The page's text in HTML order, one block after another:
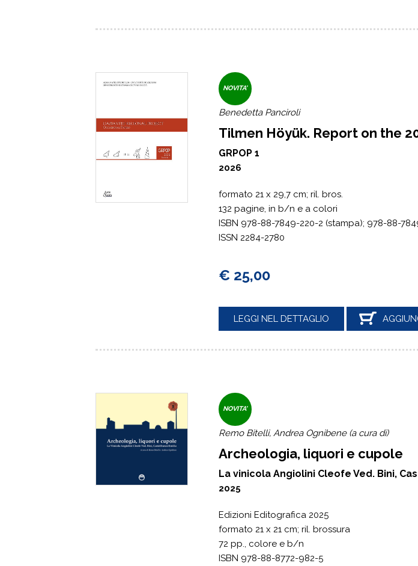
NOVITA'
Benedetta Panciroli
Tilmen Höyük. Report on the
GRPOP 1
2026
formato 21 x 29,7 cm; ril. bros.
132 pagine, in b/n e a colori
ISBN 978-88-7849-220-2 (stampa); 978-88-
ISSN 2284-2780
€ 25,00
LEGGI NEL DETTAGLIO
NOVITA'
Remo Bitelli, Andrea Ognibene (a cura di)
Archeologia, liquori e cupole
La vinicola Angiolini Cleofe Ved. Bini,
2025
Edizioni Editografica 2025
formato 21 x 21 cm; ril. brossura
72 pp., colore e b/n
ISBN 978-88-8772-982-5